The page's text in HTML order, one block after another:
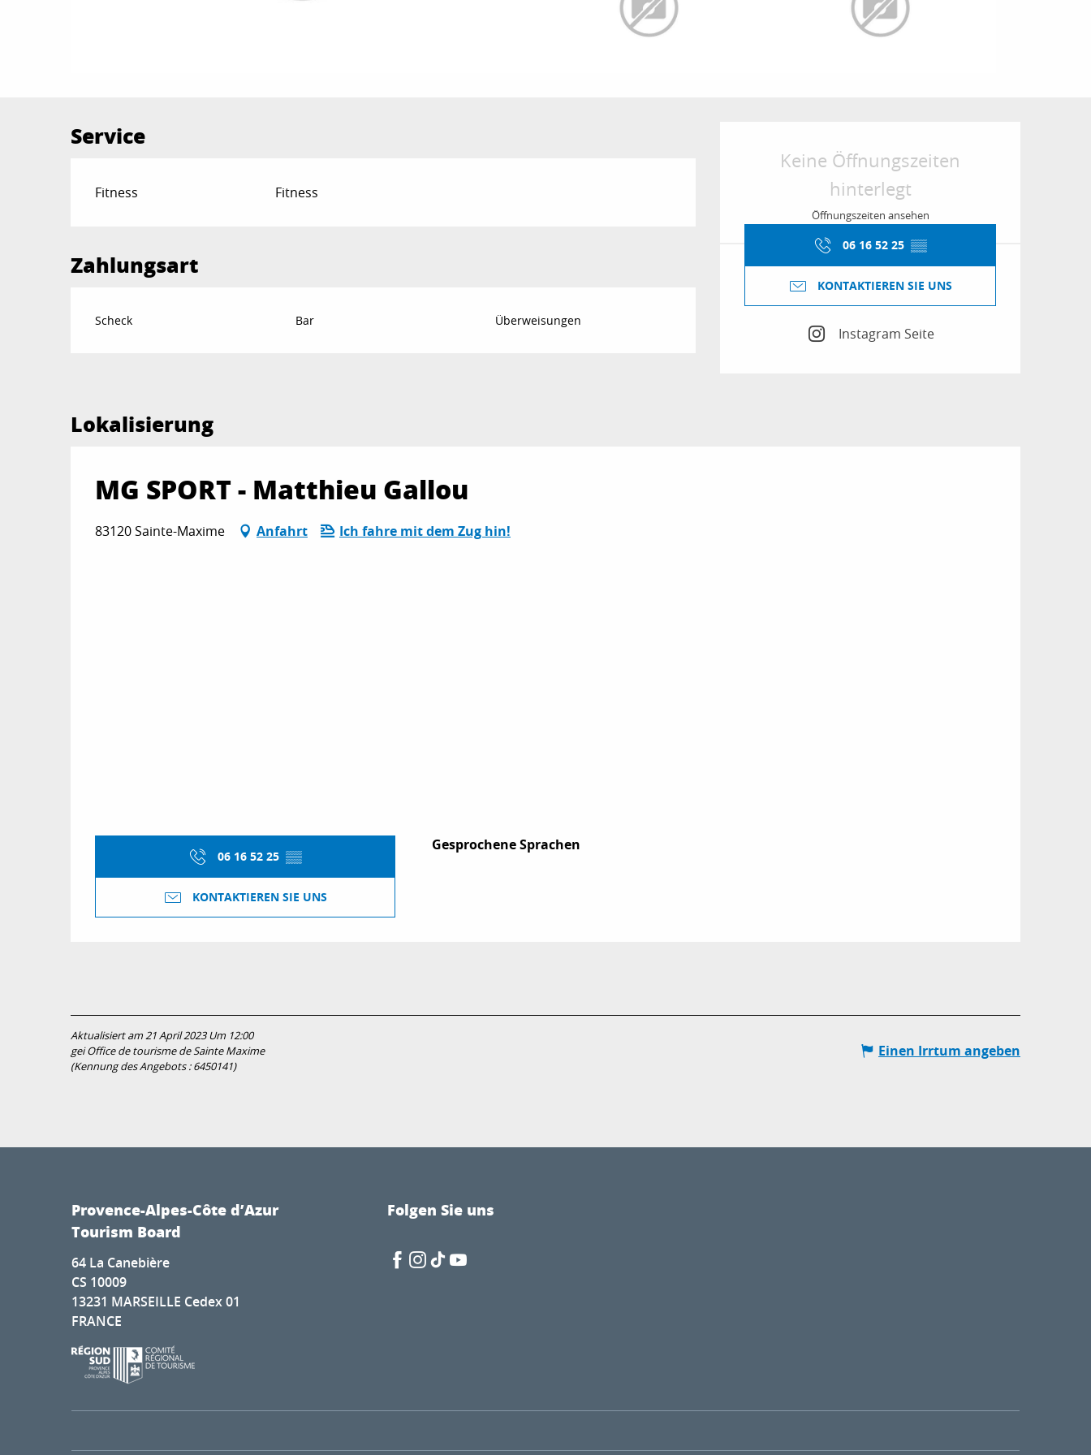
Öffnungszeiten &
Keine Öffnungszeiten
hinterlegt
Öffnungszeiten ansehen
06 16 52 25 ▒▒
KONTAKTIEREN SIE UNS
Instagram Seite
Service
Fitness Fitness
Zahlungsart
Scheck Bar Überweisungen
Lokalisierung
MG SPORT - Matthieu Gallou
83120 Sainte-Maxime Anfahrt Ich fahre mit dem Zug hin!
06 16 52 25 ▒▒
KONTAKTIEREN SIE UNS
Gesprochene Sprachen
Gesprochene Sprachen
Aktualisiert am 21 April 2023 Um 12:00
gei Office de tourisme de Sainte Maxime
(Kennung des Angebots :6450141)
Einen Irrtum angeben
Provence-Alpes-Côte d’Azur
Tourism Board
64 La Canebière
CS 10009
13231 MARSEILLE Cedex 01
FRANCE
Folgen Sie uns